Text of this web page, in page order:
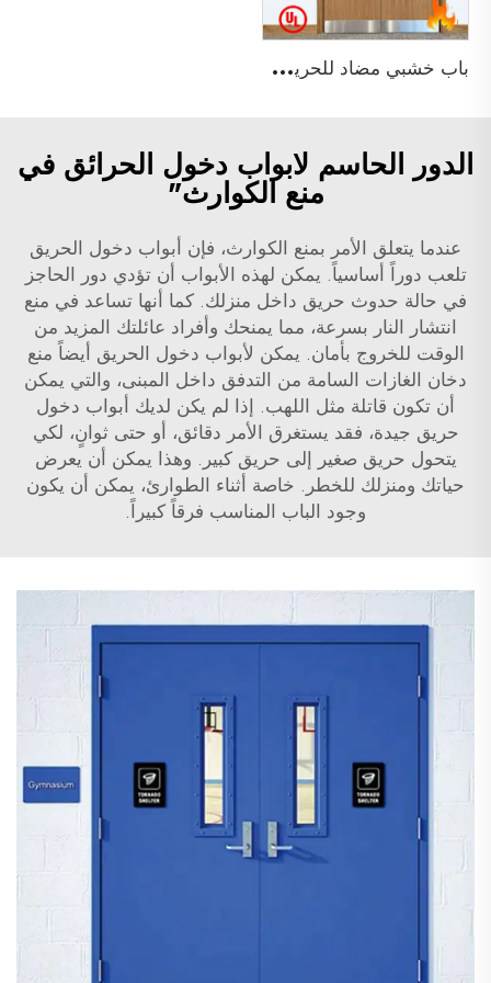
ب
اب خشبي مضاد للحريق لمدة 90 دقيقة غير متساوي مع شهادة UL لمبنى فندق
الدور الحاسم لابواب دخول الحرائق في
منع الكوارث"
عندما يتعلق الأمر بمنع الكوارث، فإن أبواب دخول الحريق
تلعب دوراً أساسياً. يمكن لهذه الأبواب أن تؤدي دور الحاجز
في حالة حدوث حريق داخل منزلك. كما أنها تساعد في منع
انتشار النار بسرعة، مما يمنحك وأفراد عائلتك المزيد من
الوقت للخروج بأمان. يمكن لأبواب دخول الحريق أيضاً منع
دخان الغازات السامة من التدفق داخل المبنى، والتي يمكن
أن تكون قاتلة مثل اللهب. إذا لم يكن لديك أبواب دخول
حريق جيدة، فقد يستغرق الأمر دقائق، أو حتى ثوانٍ، لكي
يتحول حريق صغير إلى حريق كبير. وهذا يمكن أن يعرض
حياتك ومنزلك للخطر. خاصة أثناء الطوارئ، يمكن أن يكون
وجود الباب المناسب فرقاً كبيراً.